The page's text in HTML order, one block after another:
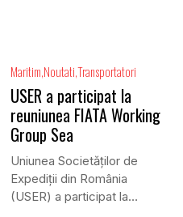
Maritim NoutatiTransportatori
USER a participat la
reuniunea FIATA Working
Group Sea
Uniunea Societăților de
Expediții din România
(USER) a participat la